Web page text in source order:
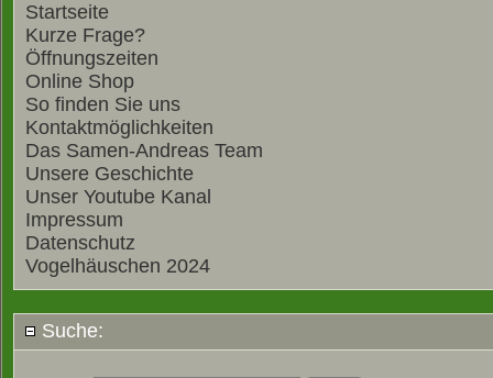
Startseite
Kurze Frage?
Öffnungszeiten
Online Shop
So finden Sie uns
Kontaktmöglichkeiten
Das Samen-Andreas Team
Unsere Geschichte
Unser Youtube Kanal
Impressum
Datenschutz
Vogelhäuschen 2024
Suche: